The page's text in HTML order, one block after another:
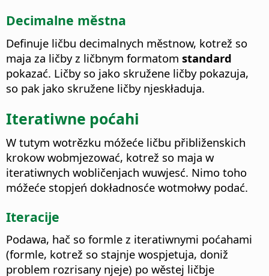
Decimalne městna
Definuje ličbu decimalnych městnow, kotrež so
maja za ličby z ličbnym formatom standard
pokazać. Ličby so jako skružene ličby pokazuja,
so pak jako skružene ličby njeskładuja.
Iteratiwne poćahi
W tutym wotrězku móžeće ličbu přibliženskich
krokow wobmjezować, kotrež so maja w
iteratiwnych wobličenjach wuwjesć. Nimo toho
móžeće stopjeń dokładnosće wotmołwy podać.
Iteracije
Podawa, hač so formle z iteratiwnymi poćahami
(formle, kotrež so stajnje wospjetuja, doniž
problem rozrisany njeje) po wěstej ličbje